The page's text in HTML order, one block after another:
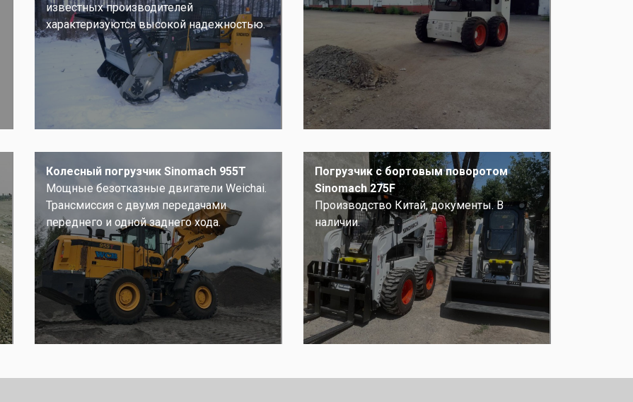
известных производителей
характеризуются высокой надежностью.
Колесный погрузчик Sinomach 955T
Мощные безотказные двигатели Weichai.
Трансмиссия с двумя передачами
переднего и одной заднего хода.
Погрузчик с бортовым поворотом
Sinomach 275F
Производство Китай, документы. В
наличии.